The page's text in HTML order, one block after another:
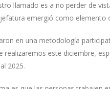
llamado es a no perder de
emergió como elemento
en una metodología
realizaremos este diciembre,
2025.